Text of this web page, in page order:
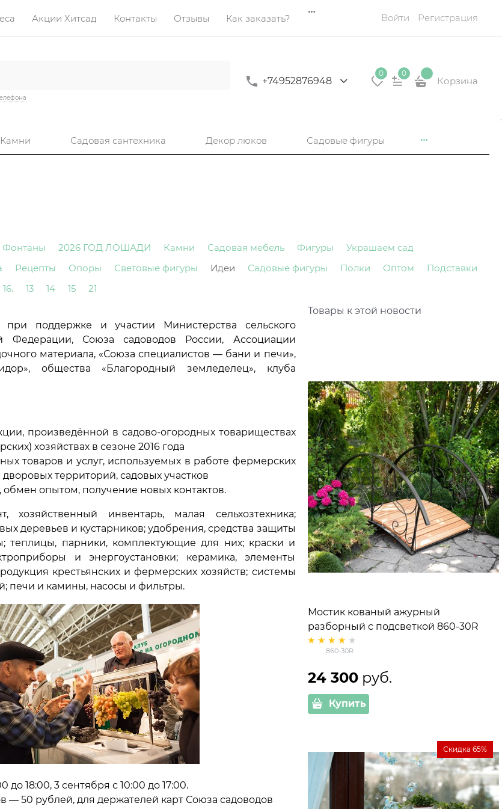
Акции Хитсад Контакты Отзывы Как заказать? Войти Регистрация
+74952876948
0 0
Корзина
Камни Садовая сантехника Декор люков Садовые фигуры
Фонтаны 2026 ГОД ЛОШАДИ Камни Садовая мебель Фигуры
Украшаем сад
Рецепты Опоры Световые фигуры Идеи Садовые фигуры Полки Оптом
Подставки
16. 13 14 15 21
при поддержке и участии Министерства сельского
Федерации, Союза садоводов России, Ассоциации
материала, «Союза специалистов — бани и печи»,
общества «Благородный земледелец», клуба
произведённой в садово-огородных товариществах
хозяйствах в сезоне 2016 года
товаров и услуг, используемых в работе фермерских
территорий, садовых участков
опытом, получение новых контактов.
хозяйственный инвентарь, малая сельхозтехника;
деревьев и кустарников; удобрения, средства защиты
теплицы, парники, комплектующие для них; краски и
и энергоустановки; керамика, элементы
крестьянских и фермерских хозяйств; системы
печи и камины, насосы и фильтры.
до 18:00, 3 сентября с 10:00 до 17:00.
— 50 рублей, для держателей карт Союза садоводов
Товары к этой новости
Мостик кованый ажурный
разборный с подсветкой 860-30R
860-30R
24 300 руб.
Купить
Скидка 65%